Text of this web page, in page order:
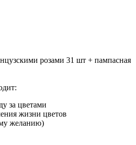
розами 31 шт + пампасная
за цветами
жизни цветов
желанию)